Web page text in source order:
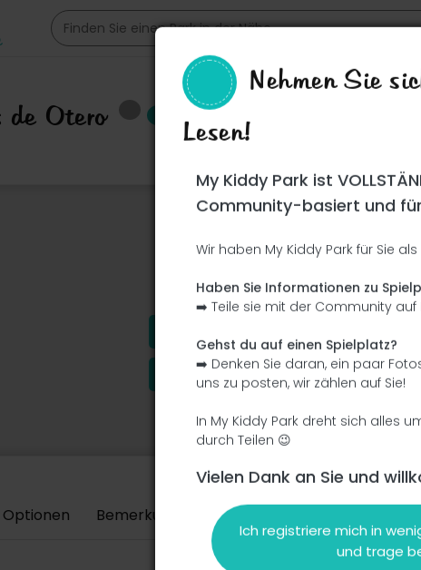
Otero
Ce parc n'a pas encore été
Soit l'aventurier qui découvre
Ich füge eine Beschreibung hinzu
Optionen Bemerkungen Einen Kommentar
Nehmen Sie
Lesen!
My Kiddy Park ist
Community-basiert und
Wir haben My Kiddy Park für Sie
Haben Sie Informationen zu
➡️ Teile sie mit der Community auf
Gehst du auf einen Spielplatz?
➡️ Denken Sie daran, ein paar
uns zu posten, wir zählen auf Sie!
In My Kiddy Park dreht sich alles
durch Teilen 😉
Vielen Dank an Sie und
Ich registriere mich in
und trage